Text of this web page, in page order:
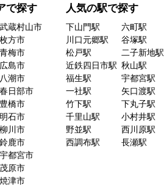
で探す
武蔵村山市
枚方市
青梅市
広島市
八潮市
春日部市
豊橋市
明石市
柳川市
鈴鹿市
宇都宮市
茂原市
焼津市
人気の駅で探す
下山門駅
六町駅
川口元郷駅
谷塚駅
松戸駅
二子新地駅
近鉄四日市駅 秋山駅
福生駅
宇都宮駅
一社駅
矢口渡駅
竹下駅
下丸子駅
千里山駅
小村井駅
野並駅
西川原駅
西調布駅
長瀬駅